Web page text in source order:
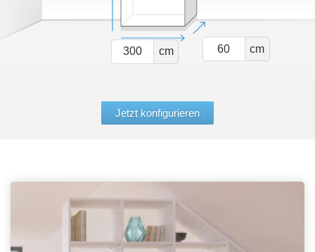
cm cm
Jetzt konfigurieren